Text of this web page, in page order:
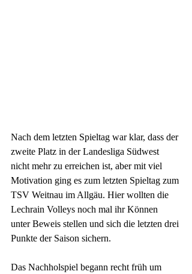
Nach dem letzten Spieltag war klar, dass der
zweite Platz in der Landesliga Südwest
nicht mehr zu erreichen ist, aber mit viel
Motivation ging es zum letzten Spieltag zum
TSV Weitnau im Allgäu. Hier wollten die
Lechrain Volleys noch mal ihr Können
unter Beweis stellen und sich die letzten drei
Punkte der Saison sichern.
Das Nachholspiel begann recht früh um